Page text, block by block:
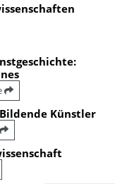
Künstler